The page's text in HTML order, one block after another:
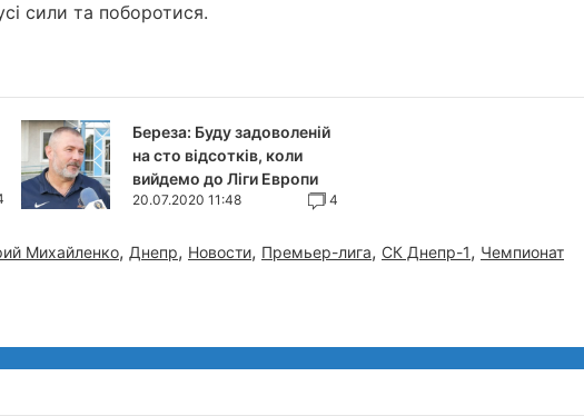
сили та поборотися.
Береза: Буду задоволеній
на сто відсотків, коли
вийдемо до Ліги Европи
20.07.2020 11:48 4
Михайленко, Днепр, Новости, Премьер-лига, СК Днепр-1, Чемпионат